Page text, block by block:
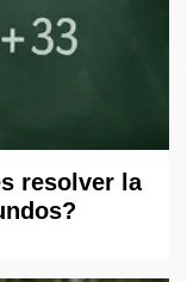
resolver la